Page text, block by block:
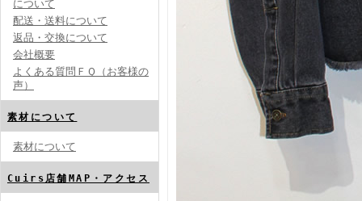
について
配送・送料について
返品・交換について
会社概要
よくある質問ＦＱ（お客様の
声）
素材について
素材について
Cuirs店舗MAP・アクセス